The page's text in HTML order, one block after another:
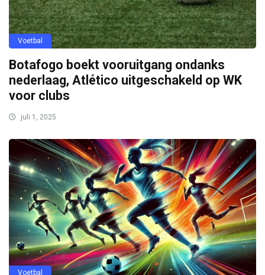
Voetbal
Botafogo boekt vooruitgang ondanks
nederlaag, Atlético uitgeschakeld op WK
voor clubs
juli 1, 2025
Voetbal